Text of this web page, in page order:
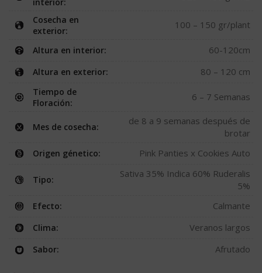
interior:
Cosecha en
exterior:
100 – 150 gr/plant
Altura en interior: 60-120cm
Altura en exterior: 80 – 120 cm
Tiempo de
Floración:
6 – 7 Semanas
Mes de cosecha:
de 8 a 9 semanas después de
brotar
Origen génetico: Pink Panties x Cookies Auto
Tipo:
Sativa 35% Indica 60% Ruderalis
5%
Efecto: Calmante
Clima: Veranos largos
Sabor: Afrutado